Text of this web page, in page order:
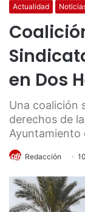
Actualidad
en Dos
Una coalición
derechos de
Ayuntamiento
Redacción